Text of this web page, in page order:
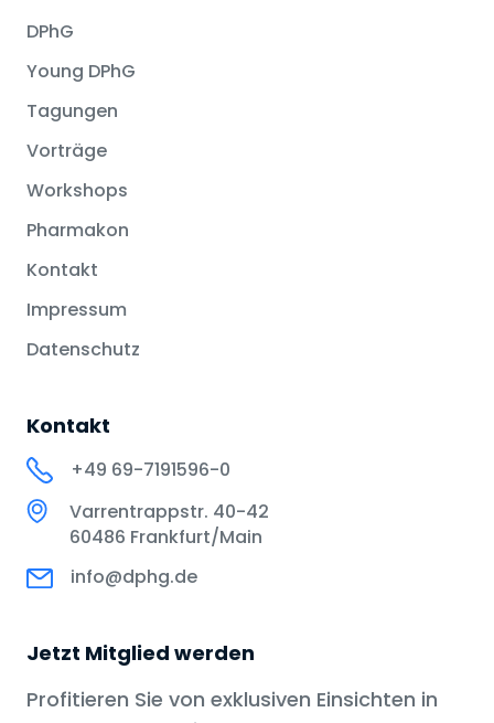
DPhG
Young DPhG
Tagungen
Vorträge
Workshops
Pharmakon
Kontakt
Impressum
Datenschutz
Kontakt
+49 69-7191596-0
Varrentrappstr. 40-42
60486 Frankfurt/Main
info@dphg.de
Jetzt Mitglied werden
Profitieren Sie von exklusiven Einsichten in